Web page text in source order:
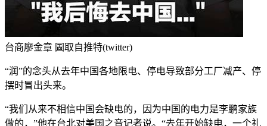
台商廖金章 圖取自推特(twitter)
“润”的念头从去年中国各地限电、停电导致部分工厂减产、停
摆时冒出头来。
“我们从来不相信中国会缺电的，因为中国的电力是李鹏家族
做的，”他在台北对美国之音记者说。“去年开始缺电，一个礼